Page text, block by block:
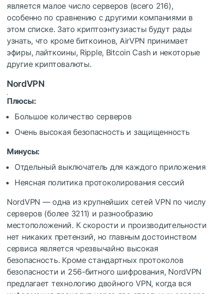
является малое число серверов (всего 216),
особенно по сравнению с другими компаниями в
этом списке. Зато криптоэнтузиасты будут рады
узнать, что кроме биткоинов, AirVPN принимает
эфиры, лайткоины, Ripple, Bitcoin Cash и некоторые
другие криптовалюты.
NordVPN
Плюсы:
Большое количество серверов
Очень высокая безопасность и защищенность
Минусы:
Отдельный выключатель для каждого приложения
Неясная политика протоколирования сессий
NordVPN — одна из крупнейших сетей VPN по числу
серверов (более 3211) и разнообразию
местоположений. К скорости и производительности
нет никаких претензий, но главным достоинством
сервиса является чрезвычайно высокая
безопасность. Кроме стандартных протоколов
безопасности и 256-битного шифрования, NordVPN
предлагает технологию двойного VPN, когда вся